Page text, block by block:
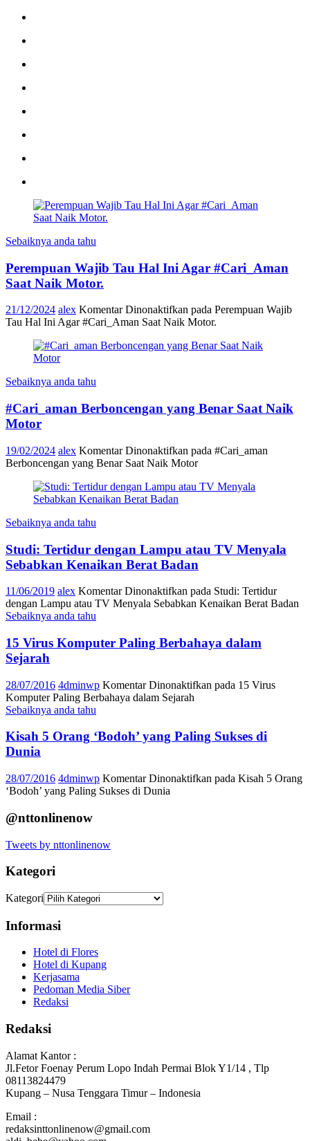
Sebaiknya anda tahu
Perempuan Wajib Tau Hal Ini Agar #Cari_Aman
Saat Naik Motor.
21/12/2024 alex Komentar Dinonaktifkan pada Perempuan Wajib
Tau Hal Ini Agar #Cari_Aman Saat Naik Motor.
Sebaiknya anda tahu
#Cari_aman Berboncengan yang Benar Saat Naik
Motor
19/02/2024 alex Komentar Dinonaktifkan pada #Cari_aman
Berboncengan yang Benar Saat Naik Motor
Sebaiknya anda tahu
Studi: Tertidur dengan Lampu atau TV Menyala
Sebabkan Kenaikan Berat Badan
11/06/2019 alex Komentar Dinonaktifkan pada Studi: Tertidur
dengan Lampu atau TV Menyala Sebabkan Kenaikan Berat Badan
Sebaiknya anda tahu
15 Virus Komputer Paling Berbahaya dalam
Sejarah
28/07/2016 4dminwp Komentar Dinonaktifkan pada 15 Virus
Komputer Paling Berbahaya dalam Sejarah
Sebaiknya anda tahu
Kisah 5 Orang ‘Bodoh’ yang Paling Sukses di
Dunia
28/07/2016 4dminwp Komentar Dinonaktifkan pada Kisah 5 Orang
‘Bodoh’ yang Paling Sukses di Dunia
@nttonlinenow
Tweets by nttonlinenow
Kategori
Kategori
Informasi
Hotel di Flores
Hotel di Kupang
Kerjasama
Pedoman Media Siber
Redaksi
Redaksi
Alamat Kantor :
Jl.Fetor Foenay Perum Lopo Indah Permai Blok Y1/14 , Tlp
08113824479
Kupang – Nusa Tenggara Timur – Indonesia
Email :
redaksinttonlinenow@gmail.com